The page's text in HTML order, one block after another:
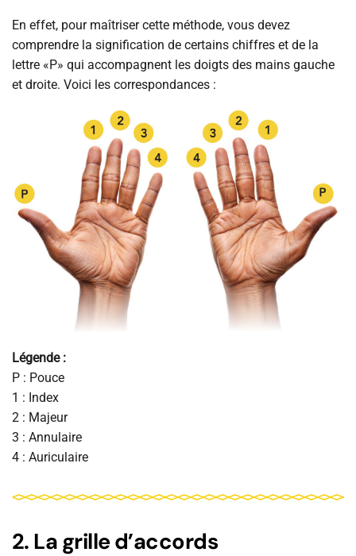
En effet, pour maîtriser cette méthode, vous devez
comprendre la signification de certains chiffres et de la
lettre «P» qui accompagnent les doigts des mains gauche
et droite. Voici les correspondances :
Légende :
P : Pouce
1 : Index
2 : Majeur
3 : Annulaire
4 : Auriculaire
2. La grille d’accords